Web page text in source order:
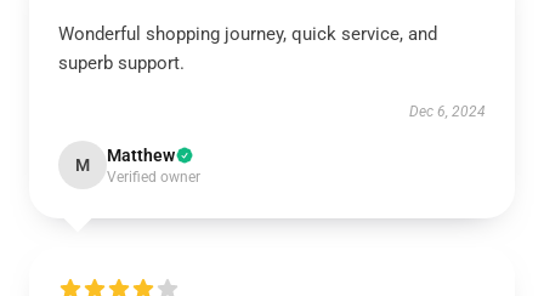
Wonderful shopping journey, quick service, and
superb support.
Dec 6, 2024
M Matthew
Verified owner